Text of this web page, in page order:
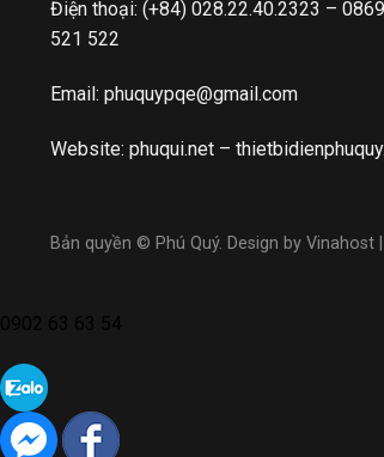
Điện thoại: (+84) 028.22.40.2323 –
521 522
Email: phuquypqe@gmail.com
Website: phuqui.net –
Bản quyền © Phú Quý. Design by Vinahost